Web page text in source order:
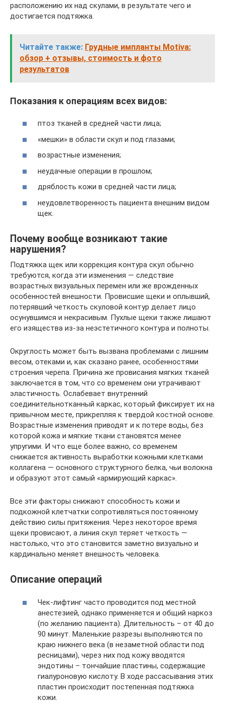
расположению их над скулами, в результате чего и
достигается подтяжка.
Читайте также: Грудные импланты Motiva:
обзор + отзывы, стоимость и фото
результатов
Показания к операциям всех видов:
птоз тканей в средней части лица;
«мешки» в области скул и под глазами;
возрастные изменения;
неудачные операции в прошлом;
дряблость кожи в средней части лица;
неудовлетворенность пациента внешним видом
щек.
Почему вообще возникают такие
нарушения?
Подтяжка щек или коррекция контура скул обычно
требуются, когда эти изменения — следствие
возрастных визуальных перемен или же врожденных
особенностей внешности. Провисшие щеки и оплывший,
потерявший четкость скуловой контур делает лицо
осунувшимся и некрасивым. Пухлые щеки также лишают
его изящества из-за неэстетичного контура и полноты.
Округлость может быть вызвана проблемами с лишним
весом, отеками и, как сказано ранее, особенностями
строения черепа. Причина же провисания мягких тканей
заключается в том, что со временем они утрачивают
эластичность. Ослабевает внутренний
соединительнотканный каркас, который фиксирует их на
привычном месте, прикрепляя к твердой костной основе.
Возрастные изменения приводят и к потере воды, без
которой кожа и мягкие ткани становятся менее
упругими. И что еще более важно, со временем
снижается активность выработки кожными клетками
коллагена — основного структурного белка, чьи волокна
и образуют этот самый «армирующий каркас».
Все эти факторы снижают способность кожи и
подкожной клетчатки сопротивляться постоянному
действию силы притяжения. Через некоторое время
щеки провисают, а линия скул теряет четкость —
настолько, что это становится заметно визуально и
кардинально меняет внешность человека.
Описание операций
Чек-лифтинг часто проводится под местной
анестезией, однако применяется и общий наркоз
(по желанию пациента). Длительность – от 40 до
90 минут. Маленькие разрезы выполняются по
краю нижнего века (в незаметной области под
ресницами), через них под кожу вводятся
эндотины – тончайшие пластины, содержащие
гиалуроновую кислоту. В ходе рассасывания этих
пластин происходит постепенная подтяжка
кожи.